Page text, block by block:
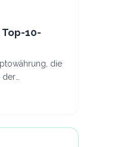
10-
die
der